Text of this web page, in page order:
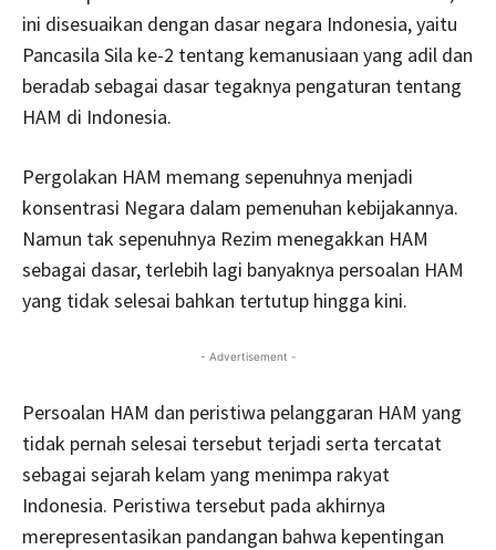
ini disesuaikan dengan dasar negara Indonesia, yaitu
Pancasila Sila ke-2 tentang kemanusiaan yang adil dan
beradab sebagai dasar tegaknya pengaturan tentang
HAM di Indonesia.
Pergolakan HAM memang sepenuhnya menjadi
konsentrasi Negara dalam pemenuhan kebijakannya.
Namun tak sepenuhnya Rezim menegakkan HAM
sebagai dasar, terlebih lagi banyaknya persoalan HAM
yang tidak selesai bahkan tertutup hingga kini.
- Advertisement -
Persoalan HAM dan peristiwa pelanggaran HAM yang
tidak pernah selesai tersebut terjadi serta tercatat
sebagai sejarah kelam yang menimpa rakyat
Indonesia. Peristiwa tersebut pada akhirnya
merepresentasikan pandangan bahwa kepentingan